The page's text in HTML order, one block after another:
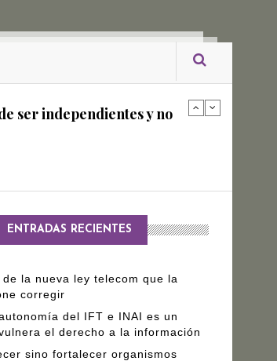
ser independientes y no
editorial de
ENTRADAS RECIENTES
de la nueva ley telecom que la
corregir
del IFT e INAI es un
el derecho a la información
sino fortalecer organismos